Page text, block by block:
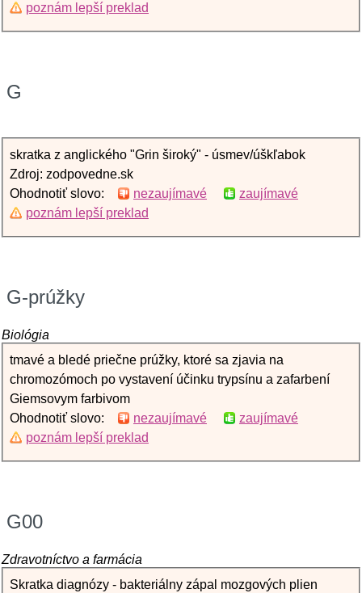
poznám lepší preklad
G
skratka z anglického "Grin široký" - úsmev/úškľabok
Zdroj: zodpovedne.sk
Ohodnotiť slovo:
nezaujímavé
zaujímavé
poznám lepší preklad
G-prúžky
Biológia
tmavé a bledé priečne prúžky, ktoré sa zjavia na
chromozómoch po vystavení účinku trypsínu a zafarbení
Giemsovym farbivom
Ohodnotiť slovo:
nezaujímavé
zaujímavé
poznám lepší preklad
G00
Zdravotníctvo a farmácia
Skratka diagnózy - bakteriálny zápal mozgových plien